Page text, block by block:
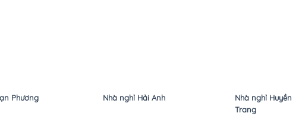
Nhà nghỉ Hải Anh
Nhà nghỉ Huyền
Nhà